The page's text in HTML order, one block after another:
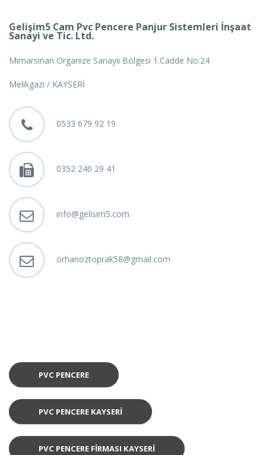
Gelişim5 Cam Pvc Pencere Panjur Sistemleri İnşaat
Sanayi ve Tic. Ltd.
Mimarsinan Organize Sanayii Bölgesi 1.Cadde No:24
Melikgazi / KAYSERİ
0533 679 92 19
0352 240 29 41
info@gelisim5.com
orhanoztoprak58@gmail.com
PVC PENCERE
PVC PENCERE KAYSERI
PVC PENCERE FIRMASI KAYSERI